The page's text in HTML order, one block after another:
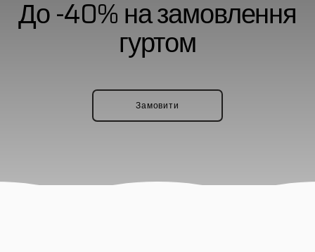
До -40% на замовлення
гуртом
Замовити